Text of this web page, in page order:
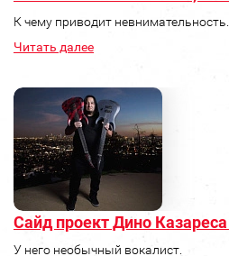
К чему приводит невнимательность.
Читать далее
Сайд проект Дино Казареса
У него необычный вокалист.